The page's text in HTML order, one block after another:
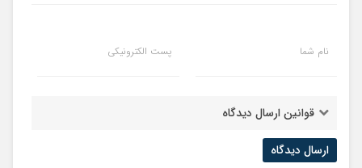
نام شما پست الکترونیکی
قوانین ارسال دیدگاه